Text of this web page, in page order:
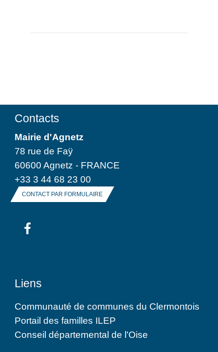
Contacts
Mairie d'Agnetz
78 rue de Faÿ
60600 Agnetz - FRANCE
+33 3 44 68 23 00
CONTACT PAR FORMULAIRE
Liens
Communauté de communes du Clermontois
Portail des familles ILEP
Conseil départemental de l'Oise